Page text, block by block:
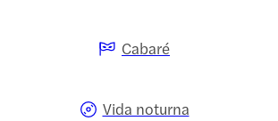
Cabaré
Vida noturna